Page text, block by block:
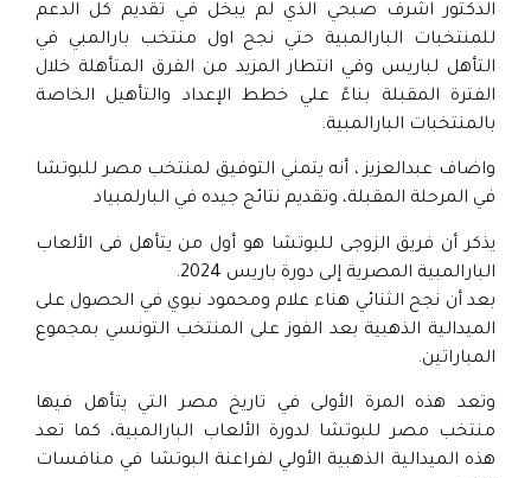
الدكتور اشرف صبحي الذي لم يبخل في تقديم كل الدعم
للمنتخبات البارالمبية حتي نجح اول منتخب بارالمبي في
التأهل لباريس وفي انتطار المزيد من الفرق المتأهلة خلال
الفترة المقبلة بناءً علي خطط الإعداد والتأهيل الخاصة
بالمنتخبات البارالمبية.
واضاف عبدالعزيز ، أنه يتمني التوفيق لمنتخب مصر للبوتشا
في المرحلة المقبلة، وتقديم نتائج جيده في البارلمبياد
يذكر أن فريق الزوجى للبوتشا هو أول من يتأهل فى الألعاب
البارالمبية المصرية إلى دورة باريس 2024.
بعد أن نجح الثنائي هناء علام ومحمود نبوي في الحصول على
الميدالية الذهبية بعد الفوز على المنتخب التونسي بمجموع
المباراتين.
وتعد هذه المرة الأولى في تاريخ مصر التي يتأهل فيها
منتخب مصر للبوتشا لدورة الألعاب البارالمبية، كما تعد
هذه الميدالية الذهبية الأولي لفراعنة البوتشا في منافسات